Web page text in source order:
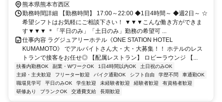
熊本県熊本市西区
勤務時間詳細 【勤務時間】 17:00～22:00 ◆1日4時間～ ◆週2日～ ☆
希望シフトはお気軽にご相談下さい！ ▼▼▼こんな働き方ができま
す▼▼▼ ＊「平日のみ」「土日のみ」勤務の希望可 ...
仕事内容 ラグジュアリーホテル《ONE STATION HOTEL
KUMAMOTO》 でアルバイトさん大・大・大募集！！ ホテルのレス
トランで接客をお任せ◎ 【配属レストラン】 ロビーラウンジ 【...
扶養内勤務OK 副業・WワークOK 1日4時間以内OK
土日祝のみOK
主婦・主夫歓迎
フリーター歓迎 バイク通勤OK シフト自由 学歴不問
車通勤OK
職場見学可
平日のみOK 学生歓迎 未経験者歓迎 経験者歓迎
有資格者歓迎
研修あり
ブランクOK 交通費支給 長期歓迎